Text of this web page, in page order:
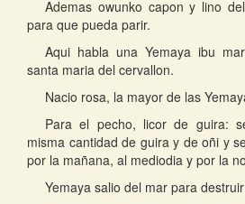
Ademas owunko capon y lino
para que pueda parir.
Aqui habla una Yemaya ibu
santa maria del cervallon.
Nacio rosa, la mayor de las
Para el pecho, licor de guira:
misma cantidad de guira y de oñi y
por la mañana, al mediodia y por la
Yemaya salio del mar para